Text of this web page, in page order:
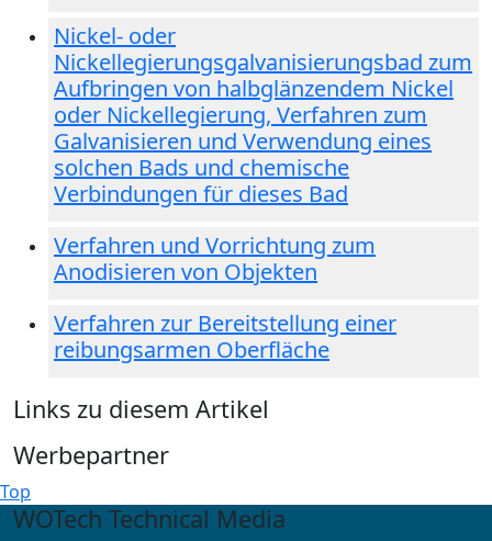
Nickel- oder
Nickellegierungsgalvanisierungsbad zum
Aufbringen von halbglänzendem Nickel
oder Nickellegierung, Verfahren zum
Galvanisieren und Verwendung eines
solchen Bads und chemische
Verbindungen für dieses Bad
Verfahren und Vorrichtung zum
Anodisieren von Objekten
Verfahren zur Bereitstellung einer
reibungsarmen Oberfläche
Links zu diesem Artikel
Werbepartner
Top
WOTech Technical Media